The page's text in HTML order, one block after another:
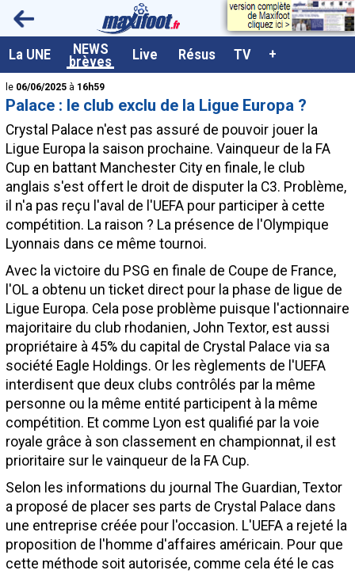
La UNE NEWS
brèves Live Résus TV +
<
le 06/06/2025 à 16h59
Palace : le club exclu de la Ligue Europa ?
Crystal Palace n'est pas assuré de pouvoir jouer la
Ligue Europa la saison prochaine. Vainqueur de la FA
Cup en battant Manchester City en finale, le club
anglais s'est offert le droit de disputer la C3. Problème,
il n'a pas reçu l'aval de l'UEFA pour participer à cette
compétition. La raison ? La présence de l'Olympique
Lyonnais dans ce même tournoi.
Avec la victoire du PSG en finale de Coupe de France,
l'OL a obtenu un ticket direct pour la phase de ligue de
Ligue Europa. Cela pose problème puisque l'actionnaire
majoritaire du club rhodanien, John Textor, est aussi
propriétaire à 45% du capital de Crystal Palace via sa
société Eagle Holdings. Or les règlements de l'UEFA
interdisent que deux clubs contrôlés par la même
personne ou la même entité participent à la même
compétition. Et comme Lyon est qualifié par la voie
royale grâce à son classement en championnat, il est
prioritaire sur le vainqueur de la FA Cup.
Selon les informations du journal The Guardian, Textor
a proposé de placer ses parts de Crystal Palace dans
une entreprise créée pour l'occasion. L'UEFA a rejeté la
proposition de l'homme d'affaires américain. Pour que
cette méthode soit autorisée, comme cela été le cas
A la UNE
Dernières brèves
Live / Matchs en direct
Résultats et Classements
Class. buteurs européens
Programme TV foot
Vidéos
Sondages
Tableau transferts L1
Taille de la police
Paramètrages / Options
Contact / Signaler un bug
Recrutement Maxifoot
Mentions légales
site web Maxifoot.fr